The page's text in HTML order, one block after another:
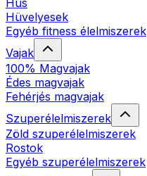
Hús
Hüvelyesek
Egyéb fitness élelmiszerek
Vajak
100% Magvajak
Édes magvajak
Fehérjés magvajak
Szuperélelmiszerek
Zöld szuperélelmiszerek
Rostok
Egyéb szuperélelmiszerek